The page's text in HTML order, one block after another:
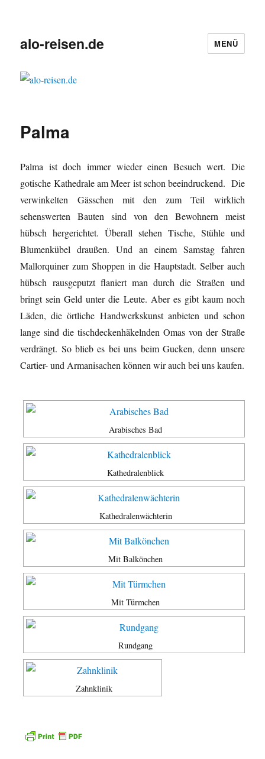
alo-reisen.de MENÜ
Palma
Palma ist doch immer wieder einen Besuch wert. Die
gotische Kathedrale am Meer ist schon beeindruckend. Die
verwinkelten Gässchen mit den zum Teil wirklich
sehenswerten Bauten sind von den Bewohnern meist
hübsch hergerichtet. Überall stehen Tische, Stühle und
Blumenkübel draußen. Und an einem Samstag fahren
Mallorquiner zum Shoppen in die Hauptstadt. Selber auch
hübsch rausgeputzt flaniert man durch die Straßen und
bringt sein Geld unter die Leute. Aber es gibt kaum noch
Läden, die örtliche Handwerkskunst anbieten und schon
lange sind die tischdeckenhäkelnden Omas von der Straße
verdrängt. So blieb es bei uns beim Gucken, denn unsere
Cartier- und Armanisachen können wir auch bei uns kaufen.
Arabisches Bad
Kathedralenblick
Kathedralenwächterin
Mit Balkönchen
Mit Türmchen
Rundgang
Zahnklinik